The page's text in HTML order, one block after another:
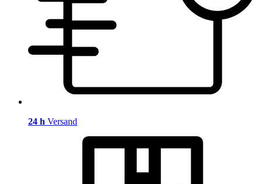
24 h Versand